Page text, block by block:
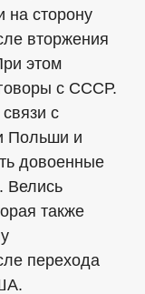
на сторону
вторжения
этом
с СССР.
с
Польши и
довоенные
Велись
также
перехода